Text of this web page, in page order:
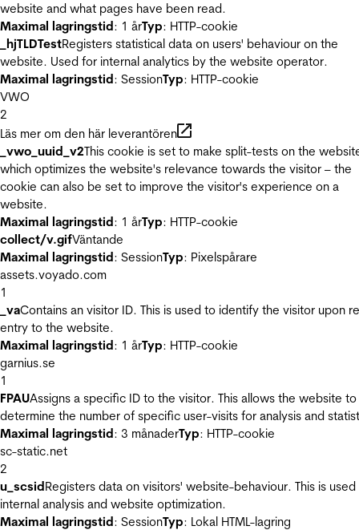
website and what pages have been read.
Maximal lagringstid: 1 årTyp: HTTP-cookie
_hjTLDTestRegisters statistical data on users' behaviour on the
website. Used for internal analytics by the website operator.
Maximal lagringstid: SessionTyp: HTTP-cookie
VWO
2
Läs mer om den här leverantören
_vwo_uuid_v2This cookie is set to make split-tests on the
which optimizes the website's relevance towards the visitor – the
cookie can also be set to improve the visitor's experience on a
website.
Maximal lagringstid: 1 årTyp: HTTP-cookie
collect/v.gifVäntande
Maximal lagringstid: SessionTyp: Pixelspårare
assets.voyado.com
1
_vaContains an visitor ID. This is used to identify the visitor upon
entry to the website.
Maximal lagringstid: 1 årTyp: HTTP-cookie
garnius.se
1
FPAUAssigns a specific ID to the visitor. This allows the website to
determine the number of specific user-visits for analysis and
Maximal lagringstid: 3 månaderTyp: HTTP-cookie
sc-static.net
2
u_scsidRegisters data on visitors' website-behaviour. This is
internal analysis and website optimization.
Maximal lagringstid: SessionTyp: Lokal HTML-lagring